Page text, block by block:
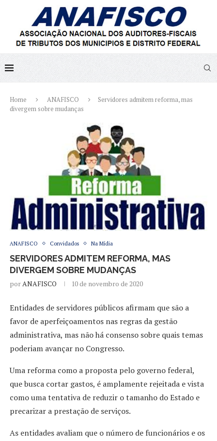
Home ANAFISCO
Servidores admitem reforma, mas
divergem sobre mudanças
ANAFISCO Convidados Na Mídia
SERVIDORES ADMITEM REFORMA, MAS
DIVERGEM SOBRE MUDANÇAS
por ANAFISCO 10 de novembro de 2020
Entidades de servidores públicos afirmam que são a
favor de aperfeiçoamentos nas regras da gestão
administrativa, mas não há consenso sobre quais temas
poderiam avançar no Congresso.
Uma reforma como a proposta pelo governo federal,
que busca cortar gastos, é amplamente rejeitada e vista
como uma tentativa de reduzir o tamanho do Estado e
precarizar a prestação de serviços.
As entidades avaliam que o número de funcionários e os